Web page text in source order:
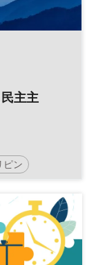
主主
ピン